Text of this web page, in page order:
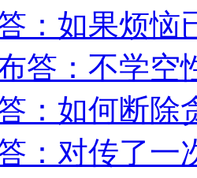
：如果烦恼
答：​不学空
：如何断除
：对传了一